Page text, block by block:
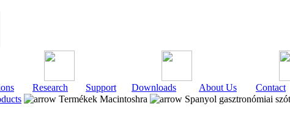
Research Support Downloads About Us Contact
Termékek Macintoshra Spanyol gasztronómiai